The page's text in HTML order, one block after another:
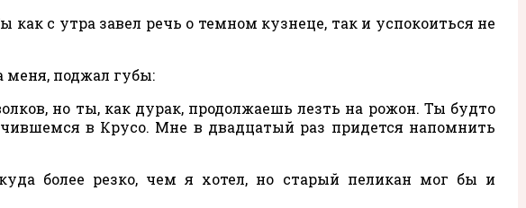
с утра завел речь о темном кузнеце, так и успокоиться не
меня, поджал губы:
но ты, как дурак, продолжаешь лезть на рожон. Ты будто
в Крусо. Мне в двадцатый раз придется напомнить
более резко, чем я хотел, но старый пеликан мог бы и